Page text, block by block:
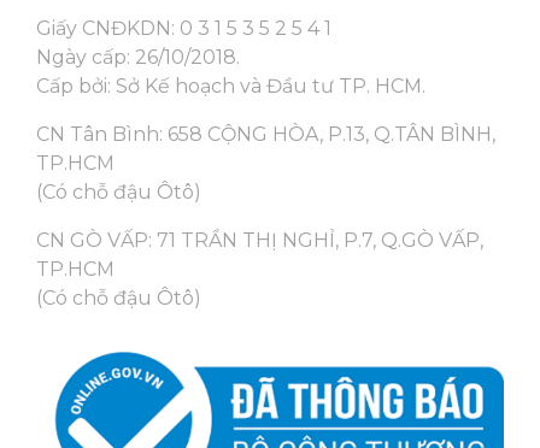
Giấy CNĐKDN: 0 3 1 5 3 5 2 5 4 1
Ngày cấp: 26/10/2018.
Cấp bởi: Sở Kế hoạch và Đầu tư TP. HCM.
CN Tân Bình: 658 CỘNG HÒA, P.13, Q.TÂN BÌNH,
TP.HCM
(Có chỗ đậu Ôtô)
CN GÒ VẤP: 71 TRẦN THỊ NGHỈ, P.7, Q.GÒ VẤP,
TP.HCM
(Có chỗ đậu Ôtô)